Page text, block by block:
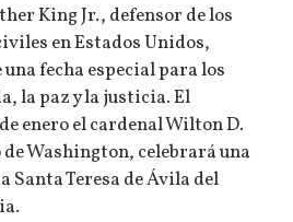
King Jr., defensor de los
en Estados Unidos,
fecha especial para los
la paz y la justicia. El
enero el cardenal Wilton D.
Washington, celebrará una
Santa Teresa de Ávila del